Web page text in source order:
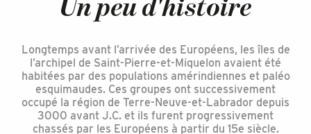
Un peu d'histoire
Longtemps avant l’arrivée des Européens, les îles de
l’archipel de Saint-Pierre-et-Miquelon avaient été
habitées par des populations amérindiennes et paléo
esquimaudes. Ces groupes ont successivement
occupé la région de Terre-Neuve-et-Labrador depuis
3000 avant J.C. et ils furent progressivement
chassés par les Européens à partir du 15e siècle.